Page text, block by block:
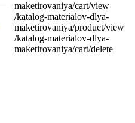
maketirovaniya/cart/view
/katalog-materialov-dlya-
maketirovaniya/product/view
/katalog-materialov-dlya-
maketirovaniya/cart/delete